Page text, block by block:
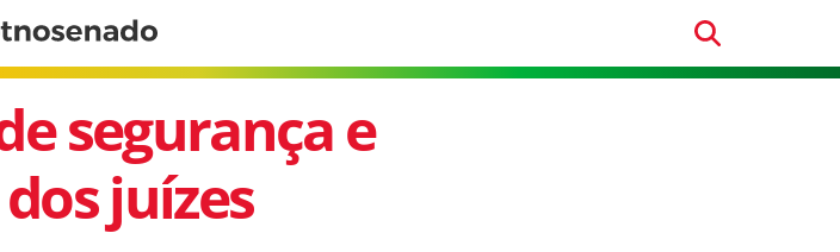
segurança e
juízes